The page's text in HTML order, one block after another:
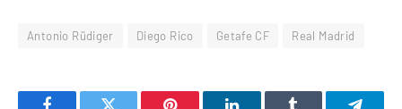
Antonio Rüdiger Diego Rico Getafe CF Real Madrid